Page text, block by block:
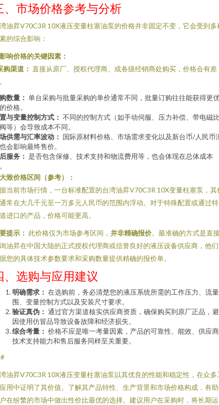
、市场价格参考与分析
油昇V70C3R 10X液压变量柱塞油泵的价格并非固定不变，它会受到多
的综合影响：
响价格的关键因素：
购渠道： 直接从原厂、授权代理商、或各级经销商处购买，价格会有差
数量： 单台采购与批量采购的单价通常不同，批量订购往往能获得更
价格。
与变量控制方式： 不同的控制方式（如手动伺服、压力补偿、带电磁
等）会导致成本不同。
供需与汇率波动： 国际原材料价格、市场需求变化以及新台币/人民币
会影响最终售价。
服务： 是否包含保修、技术支持和物流费用等，也会体现在总体成本
致价格区间（参考）：
当前市场行情，一台标准配置的台湾油昇V70C3R 10X变量柱塞泵，其
常在大几千元至一万多元人民币的范围内浮动。对于特殊配置或通过
进口的产品，价格可能更高。
提示： 此价格仅为市场参考区间， 并非精确报价。最准确的方式是直
油昇在中国大陆的正式授权代理商或信誉良好的液压设备供应商，他
您的具体技术参数要求和采购数量提供精确的报价单。
、选购与应用建议
明确需求： 在选购前，务必清楚您的液压系统所需的工作压力、流
围、变量控制方式以及安装尺寸要求。
验证真伪： 通过官方渠道核实供应商资质，确保购买到原厂正品，
因使用仿冒品导致设备故障和经济损失。
综合考量： 价格不应是唯一考量因素，产品的可靠性、能效、供应
技术支持能力和售后服务同样至关重要。
油昇V70C3R 10X液压变量柱塞油泵以其优良的性能和稳定性，在众多
用中证明了其价值。了解其产品特性、生产背景和市场价格构成，有
在纷繁的市场中做出性价比最优的选择。建议用户在采购时，将长期